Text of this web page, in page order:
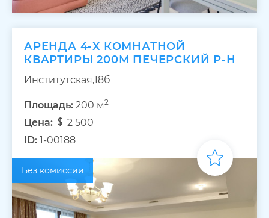
АРЕНДА 4-Х КОМНАТНОЙ
КВАРТИРЫ 200М ПЕЧЕРСКИЙ Р-Н
Институтская,18б
Площадь: 200 м2
Цена:
2 500
ID: 1-00188
Без комиссии